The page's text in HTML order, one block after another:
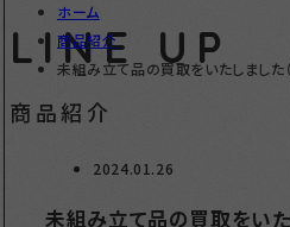
LINE UP
商品紹介
ホーム
商品紹介
未組み立て品の買取をいたしました
2024.01.26
未組み立て品の買取をいた